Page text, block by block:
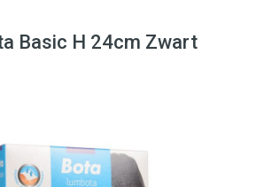
Basic H 24cm Zwart